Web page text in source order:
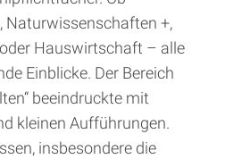
+,
Hauswirtschaft – alle
Einblicke. Der Bereich
beeindruckte mit
kleinen Aufführungen.
insbesondere die